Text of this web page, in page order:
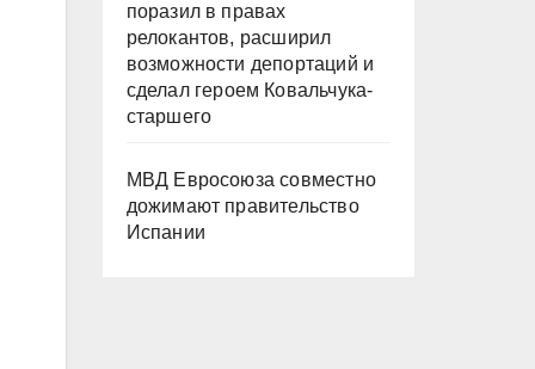
поразил в правах
релокантов, расширил
возможности депортаций и
сделал героем Ковальчука-
старшего
МВД Евросоюза совместно
дожимают правительство
Испании